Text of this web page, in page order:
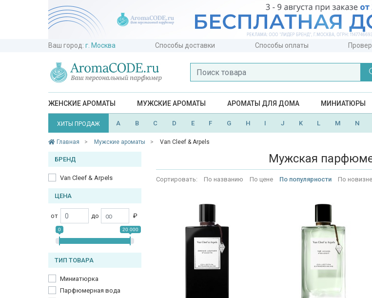
Ваш город: г. Москва Способы доставки Способы оплаты
ЖЕНСКИЕ АРОМАТЫ МУЖСКИЕ АРОМАТЫ АРОМАТЫ ДЛЯ ДОМА МИНИАТЮРЫ
ХИТЫ ПРОДАЖ A B C D E F G H I J K L M N
Главная Мужские ароматы Van Cleef & Arpels
БРЕНД
Van Cleef & Arpels
ЦЕНА
от до ₽
0 20 000
ТИП ТОВАРА
Миниатюрка
Парфюмерная вода
Мужская
Сортировать: По названию По цене По популярности По новизне